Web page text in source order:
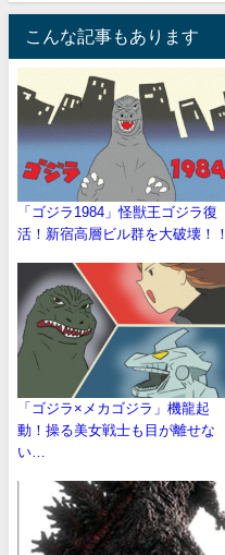
こんな記事もあります
「ゴジラ1984」怪獣王ゴジラ復
活！新宿高層ビル群を大破壊！！
「ゴジラ×メカゴジラ」機龍起
動！操る美女戦士も目が離せな
い…